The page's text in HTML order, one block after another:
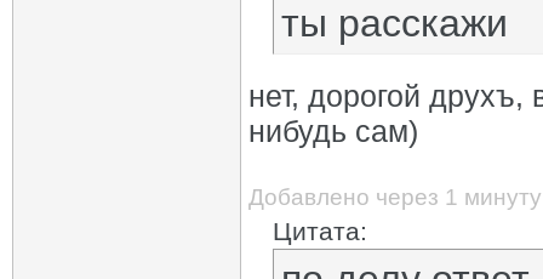
ты расскажи
нет, дорогой
нибудь сам)
Добавлено через 1 минуту
Цитата: